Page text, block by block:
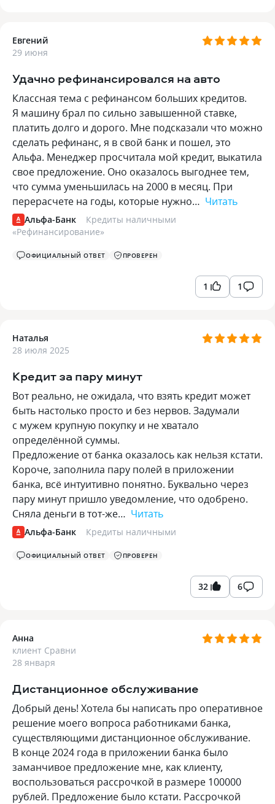
Евгений
29 июня
Удачно рефинансировался на авто
Классная тема с рефинансом больших кредитов.
Я машину брал по сильно завышенной ставке,
платить долго и дорого. Мне подсказали что можно
сделать рефинанс, я в свой банк и пошел, это
Альфа. Менеджер просчитала мой кредит, выкатила
свое предложение. Оно оказалось выгоднее тем,
что сумма уменьшилась на 2000 в месяц. При
перерасчете на годы, которые нужно… Читать
Альфа-Банк
Кредиты наличными
«Рефинансирование»
ОФИЦИАЛЬНЫЙ ОТВЕТ ПРОВЕРЕН
1 1
Наталья
28 июля 2025
Кредит за пару минут
Вот реально, не ожидала, что взять кредит может
быть настолько просто и без нервов. Задумали
с мужем крупную покупку и не хватало
определённой суммы.
Предложение от банка оказалось как нельзя кстати.
Короче, заполнила пару полей в приложении
банка, всё интуитивно понятно. Буквально через
пару минут пришло уведомление, что одобрено.
Сняла деньги в тот-же… Читать
Альфа-Банк Кредиты наличными
ОФИЦИАЛЬНЫЙ ОТВЕТ ПРОВЕРЕН
32 6
Анна
клиент Сравни
28 января
Дистанционное обслуживание
Добрый день! Хотела бы написать про оперативное
решение моего вопроса работниками банка,
существляющими дистанционное обслуживание.
В конце 2024 года в приложении банка было
заманчивое предложение мне, как клиенту,
воспользоваться рассрочкой в размере 100000
рублей. Предложение было кстати. Рассрочкой